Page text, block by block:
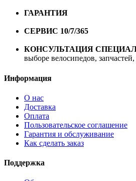
ГАРАНТИЯ
СЕРВИС 10/7/365
КОНСУЛЬТАЦИЯ
выборе велосипедов, запчастей,
Информация
О нас
Доставка
Оплата
Пользовательское соглашение
Гарантия и обслуживание
Как сделать заказ
Поддержка